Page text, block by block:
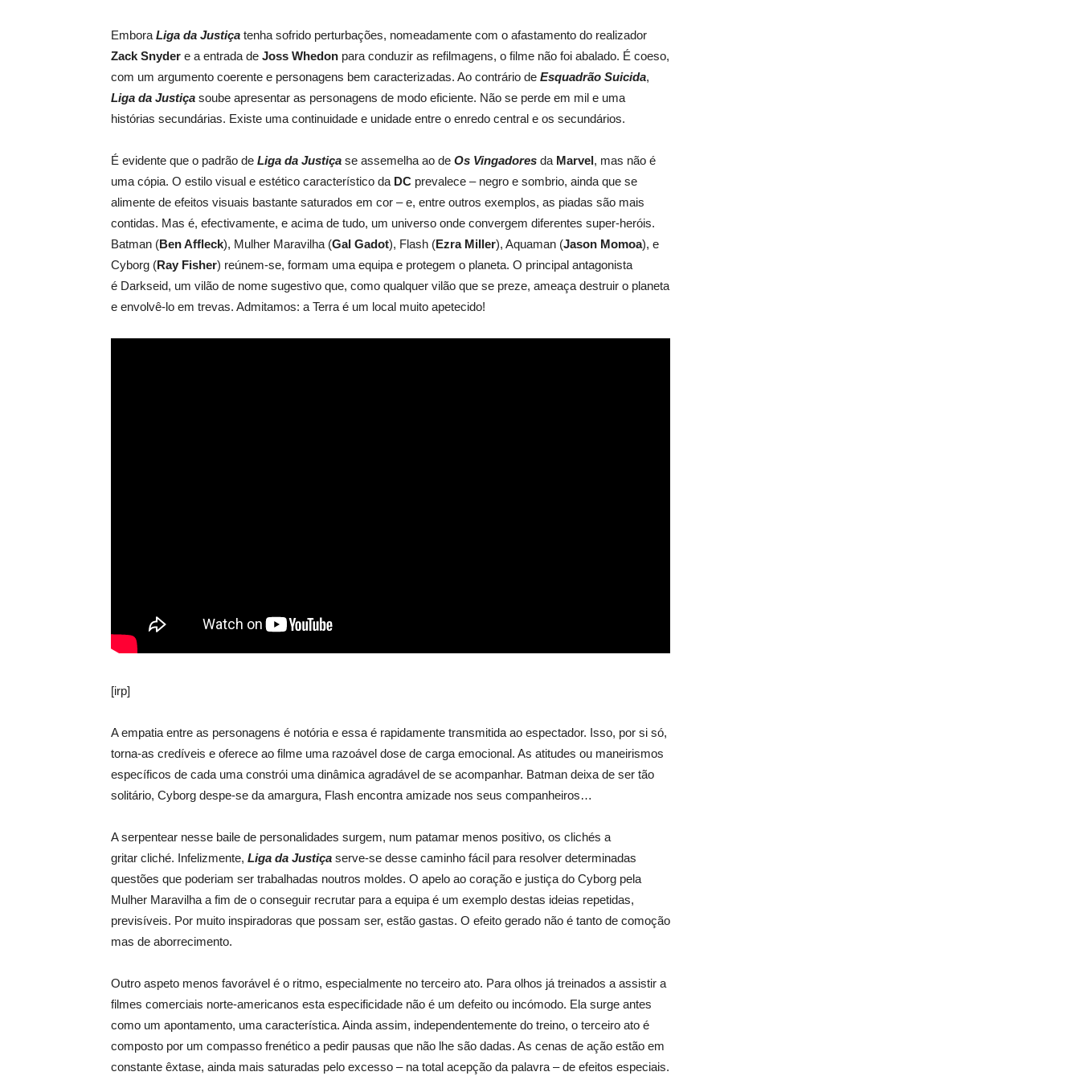
Embora Liga da Justiça tenha sofrido perturbações, nomeadamente com o afastamento do realizador
Zack Snyder e a entrada de Joss Whedon para conduzir as refilmagens, o filme não foi abalado. É coeso,
com um argumento coerente e personagens bem caracterizadas. Ao contrário de Esquadrão Suicida,
Liga da Justiça soube apresentar as personagens de modo eficiente. Não se perde em mil e uma
histórias secundárias. Existe uma continuidade e unidade entre o enredo central e os secundários.
É evidente que o padrão de Liga da Justiça se assemelha ao de Os Vingadores da Marvel, mas não é
uma cópia. O estilo visual e estético característico da DC prevalece – negro e sombrio, ainda que se
alimente de efeitos visuais bastante saturados em cor – e, entre outros exemplos, as piadas são mais
contidas. Mas é, efectivamente, e acima de tudo, um universo onde convergem diferentes super-heróis.
Batman (Ben Affleck), Mulher Maravilha (Gal Gadot), Flash (Ezra Miller), Aquaman (Jason Momoa), e
Cyborg (Ray Fisher) reúnem-se, formam uma equipa e protegem o planeta. O principal antagonista
é Darkseid, um vilão de nome sugestivo que, como qualquer vilão que se preze, ameaça destruir o planeta
e envolvê-lo em trevas. Admitamos: a Terra é um local muito apetecido!
[irp]
A empatia entre as personagens é notória e essa é rapidamente transmitida ao espectador. Isso, por si só,
torna-as credíveis e oferece ao filme uma razoável dose de carga emocional. As atitudes ou maneirismos
específicos de cada uma constrói uma dinâmica agradável de se acompanhar. Batman deixa de ser tão
solitário, Cyborg despe-se da amargura, Flash encontra amizade nos seus companheiros…
A serpentear nesse baile de personalidades surgem, num patamar menos positivo, os clichés a
gritar cliché. Infelizmente, Liga da Justiça serve-se desse caminho fácil para resolver determinadas
questões que poderiam ser trabalhadas noutros moldes. O apelo ao coração e justiça do Cyborg pela
Mulher Maravilha a fim de o conseguir recrutar para a equipa é um exemplo destas ideias repetidas,
previsíveis. Por muito inspiradoras que possam ser, estão gastas. O efeito gerado não é tanto de comoção
mas de aborrecimento.
Outro aspeto menos favorável é o ritmo, especialmente no terceiro ato. Para olhos já treinados a assistir a
filmes comerciais norte-americanos esta especificidade não é um defeito ou incómodo. Ela surge antes
como um apontamento, uma característica. Ainda assim, independentemente do treino, o terceiro ato é
composto por um compasso frenético a pedir pausas que não lhe são dadas. As cenas de ação estão em
constante êxtase, ainda mais saturadas pelo excesso – na total acepção da palavra – de efeitos especiais.